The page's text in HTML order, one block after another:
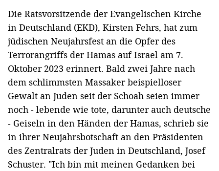
Die Ratsvorsitzende der Evangelischen Kirche
in Deutschland (EKD), Kirsten Fehrs, hat zum
jüdischen Neujahrsfest an die Opfer des
Terrorangriffs der Hamas auf Israel am 7.
Oktober 2023 erinnert. Bald zwei Jahre nach
dem schlimmsten Massaker beispielloser
Gewalt an Juden seit der Schoah seien immer
noch - lebende wie tote, darunter auch deutsche
- Geiseln in den Händen der Hamas, schrieb sie
in ihrer Neujahrsbotschaft an den Präsidenten
des Zentralrats der Juden in Deutschland, Josef
Schuster. "Ich bin mit meinen Gedanken bei